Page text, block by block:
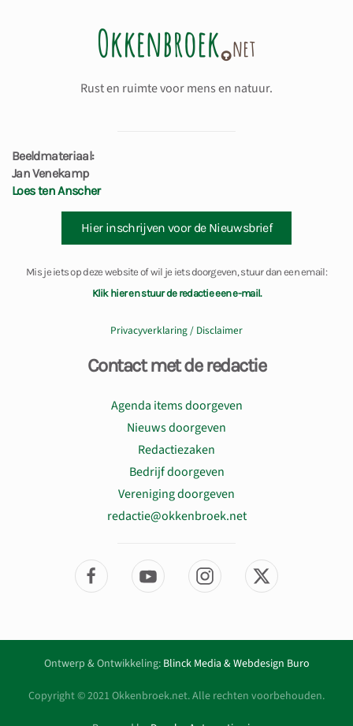
Rust en ruimte voor mens en natuur.
Beeldmateriaal:
Jan Venekamp
Loes ten Anscher
Hier inschrijven voor de Nieuwsbrief
Mis je iets op deze website of wil je iets doorgeven, stuur dan een email:
Klik hier en stuur de redactie een e-mail.
Privacyverklaring / Disclaimer
Contact met de redactie
Agenda items doorgeven
Nieuws doorgeven
Redactiezaken
Bedrijf doorgeven
Vereniging doorgeven
redactie@okkenbroek.net
Ontwerp & Ontwikkeling: Blinck Media & Webdesign Buro
Copyright © 2021 Okkenbroek.net. Alle rechten voorbehouden.